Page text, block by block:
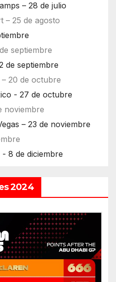
– 28 de julio
– 25 de agosto
septiembre
de septiembre
20 de octubre
- 27 de octubre
noviembre
– 23 de noviembre
8 de diciembre
2024